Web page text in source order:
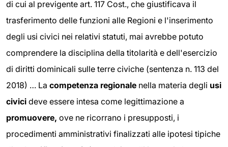
di cui al previgente art. 117 Cost., che giustificava il
trasferimento delle funzioni alle Regioni e l'inserimento
degli usi civici nei relativi statuti, mai avrebbe potuto
comprendere la disciplina della titolarità e dell'esercizio
di diritti dominicali sulle terre civiche (sentenza n. 113 del
2018) … La competenza regionale nella materia degli usi
civici deve essere intesa come legittimazione a
promuovere, ove ne ricorrano i presupposti, i
procedimenti amministrativi finalizzati alle ipotesi tipiche